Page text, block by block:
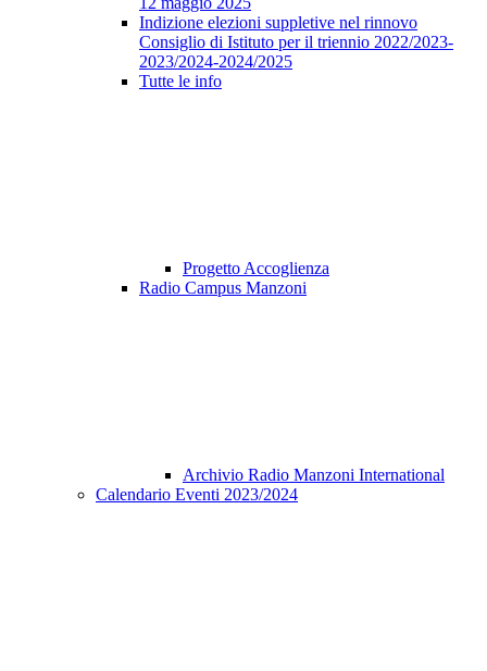
Indizione elezioni suppletive nel rinnovo
Consiglio di Istituto per il triennio 2022/2023-
2023/2024-2024/2025
Tutte le info
Progetto Accoglienza
Radio Campus Manzoni
Archivio Radio Manzoni International
Calendario Eventi 2023/2024